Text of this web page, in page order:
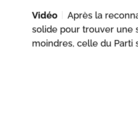
Vidéo
Après la
solide pour trouver une
moindres, celle du Parti